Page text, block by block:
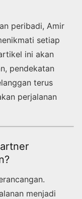
peribadi, Amir
setiap
ini akan
pendekatan
terus
perjalanan
menjadi